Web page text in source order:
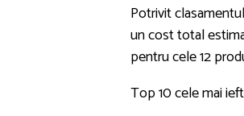
Potrivit
un cost total
pentru cele 12
Top 10 cele mai